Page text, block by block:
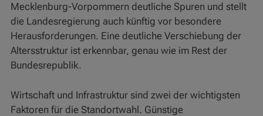
Mecklenburg-Vorpommern deutliche Spuren und stellt
die Landesregierung auch künftig vor besondere
Herausforderungen. Eine deutliche Verschiebung der
Altersstruktur ist erkennbar, genau wie im Rest der
Bundesrepublik.
Wirtschaft und Infrastruktur sind zwei der wichtigsten
Faktoren für die Standortwahl. Günstige